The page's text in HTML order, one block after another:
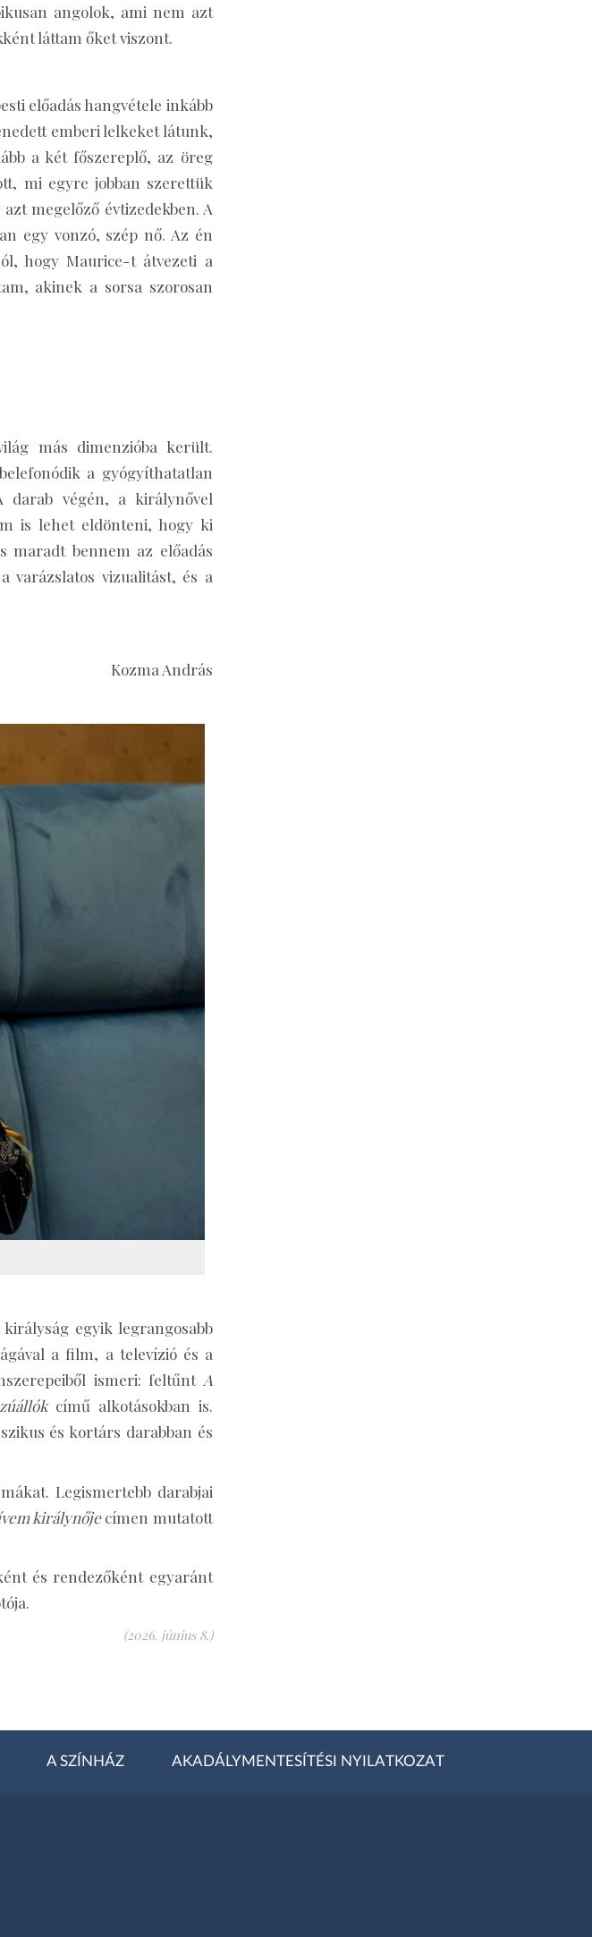
angolok, ami nem azt
láttam őket viszont.
előadás hangvétele inkább
emberi lelkeket látunk,
a két főszereplő, az öreg
mi egyre jobban szerettük
megelőző évtizedekben. A
egy vonzó, szép nő. Az én
hogy Maurice-t átvezeti a
akinek a sorsa szorosan
más dimenzióba került.
a gyógyíthatatlan
darab végén, a királynővel
is lehet eldönteni, hogy ki
maradt bennem az előadás
varázslatos vizualitást, és a
Kozma András
egyik legrangosabb
a film, a televízió és a
ismeri: feltűnt A
című alkotásokban is.
és kortárs darabban és
Legismertebb darabjai
királynőjecímen mutatott
és rendezőként egyaránt
(2026. június 8.)
A SZÍNHÁZ AKADÁLYMENTESÍTÉSI NYILATKOZAT